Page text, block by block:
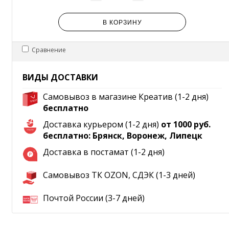
В КОРЗИНУ
Сравнение
ВИДЫ ДОСТАВКИ
Самовывоз в магазине Креатив (1-2 дня)
бесплатно
Доставка курьером (1-2 дня) от 1000 руб.
бесплатно: Брянск, Воронеж, Липецк
Доставка в постамат (1-2 дня)
Самовывоз ТК OZON, СДЭК (1-3 дней)
Почтой России (3-7 дней)